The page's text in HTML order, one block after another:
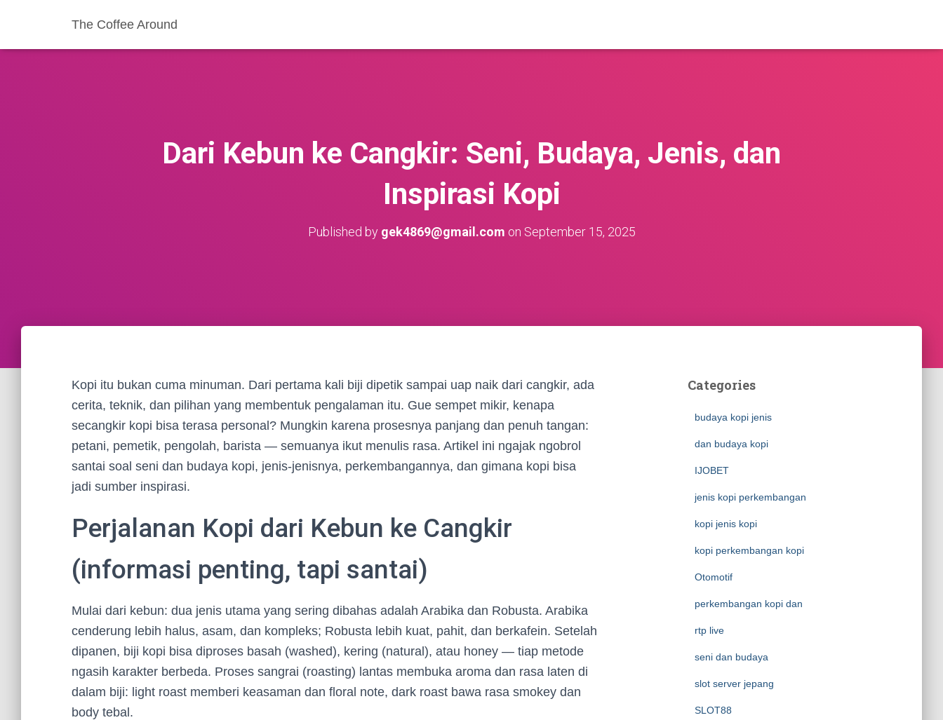
The Coffee Around
Dari Kebun ke Cangkir: Seni, Budaya, Jenis, dan
Inspirasi Kopi
Published by gek4869@gmail.com on September 15, 2025
Kopi itu bukan cuma minuman. Dari pertama kali biji dipetik sampai uap naik dari cangkir, ada
cerita, teknik, dan pilihan yang membentuk pengalaman itu. Gue sempet mikir, kenapa
secangkir kopi bisa terasa personal? Mungkin karena prosesnya panjang dan penuh tangan:
petani, pemetik, pengolah, barista — semuanya ikut menulis rasa. Artikel ini ngajak ngobrol
santai soal seni dan budaya kopi, jenis-jenisnya, perkembangannya, dan gimana kopi bisa
jadi sumber inspirasi.
Perjalanan Kopi dari Kebun ke Cangkir
(informasi penting, tapi santai)
Mulai dari kebun: dua jenis utama yang sering dibahas adalah Arabika dan Robusta. Arabika
cenderung lebih halus, asam, dan kompleks; Robusta lebih kuat, pahit, dan berkafein. Setelah
dipanen, biji kopi bisa diproses basah (washed), kering (natural), atau honey — tiap metode
ngasih karakter berbeda. Proses sangrai (roasting) lantas membuka aroma dan rasa laten di
dalam biji: light roast memberi keasaman dan floral note, dark roast bawa rasa smokey dan
body tebal.
Categories
budaya kopi jenis
dan budaya kopi
IJOBET
jenis kopi perkembangan
kopi jenis kopi
kopi perkembangan kopi
Otomotif
perkembangan kopi dan
rtp live
seni dan budaya
slot server jepang
SLOT88